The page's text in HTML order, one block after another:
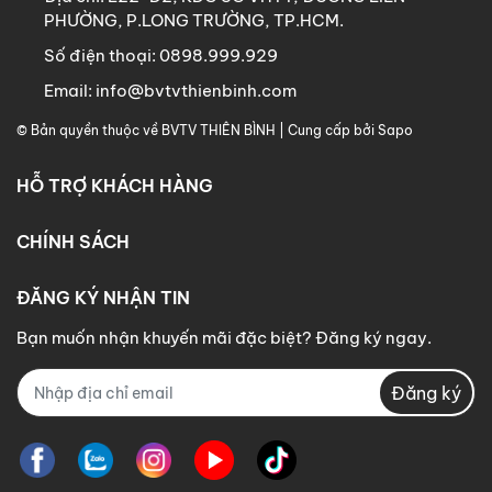
Thời gian cách ly: Ngưng phun thuốc trước khi thu
hoạch 7 ngày.
-------------------------
NK & PP bởi:
PHƯỜNG, P.LONG TRƯỜNG, TP.HCM.
Số điện thoại: 0898.999.929
Email: info@bvtvthienbinh.com
© Bản quyền thuộc về BVTV THIÊN BÌNH | Cung cấp bởi Sapo
HỖ TRỢ KHÁCH HÀNG
CHÍNH SÁCH
ĐĂNG KÝ NHẬN TIN
Bạn muốn nhận khuyến mãi đặc biệt? Đăng ký ngay.
Đăng ký